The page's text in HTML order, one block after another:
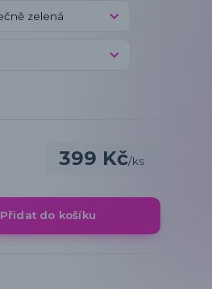
399 Kč/ks
Přidat do košíku